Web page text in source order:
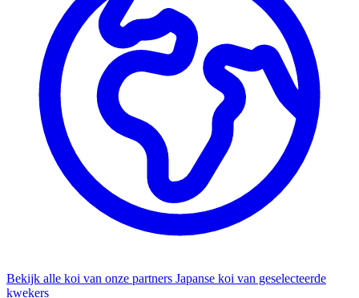
Bekijk alle koi van onze partners Japanse koi van geselecteerde
kwekers